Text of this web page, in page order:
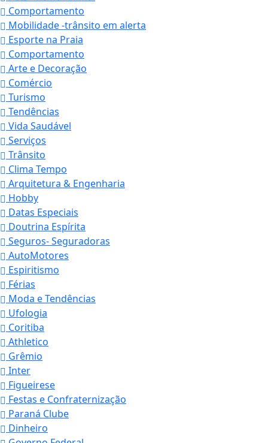
Comportamento
Mobilidade -trânsito em alerta
Esporte na Praia
Comportamento
Arte e Decoração
Comércio
Turismo
Tendências
Vida Saudável
Serviços
Trânsito
Clima Tempo
Arquitetura & Engenharia
Hobby
Datas Especiais
Doutrina Espírita
Seguros- Seguradoras
AutoMotores
Espiritismo
Férias
Moda e Tendências
Ufologia
Coritiba
Athletico
Grêmio
Inter
Figueirese
Festas e Confraternização
Paraná Clube
Dinheiro